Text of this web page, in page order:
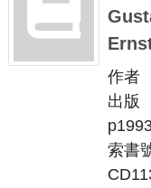
作者
出版
索書